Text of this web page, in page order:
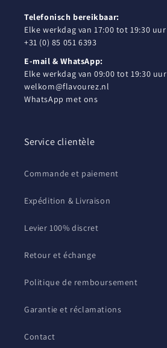
Telefonisch bereikbaar:
Elke werkdag van 17:00 tot 19:30 uur
+31 (0) 85 051 6393
E-mail & WhatsApp:
Elke werkdag van 09:00 tot 19:30 uur
welkom@flavourez.nl
WhatsApp met ons
Service clientèle
Commande et paiement
Expédition & Livraison
Levier 100% discret
Retour et échange
Politique de remboursement
Garantie et réclamations
Contact